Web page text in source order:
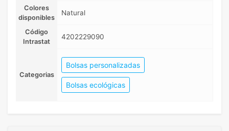
Colores
disponibles
Natural
Código
Intrastat
4202229090
Categorias
Bolsas personalizadas
Bolsas ecológicas